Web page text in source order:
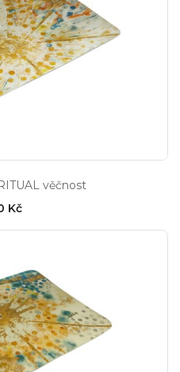
věčnost
Kč